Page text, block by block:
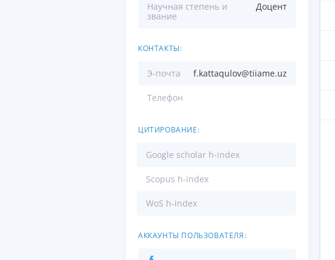
Научная степень и
звание
Доцент
КОНТАКТЫ:
Э-почта f.kattaqulov@tiiame.uz
Телефон
ЦИТИРОВАНИЕ:
Google scholar h-index
Scopus h-index
WoS h-index
АККАУНТЫ ПОЛЬЗОВАТЕЛЯ: